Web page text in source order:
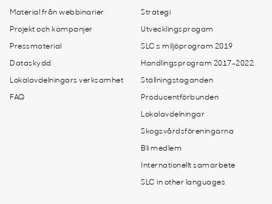
Material från webbinarier
Projekt och kampanjer
Pressmaterial
Dataskydd
Lokalavdelningars verksamhet
FAQ
Strategi
Utvecklingsprogam
SLC:s miljöprogram 2019
Handlingsprogram 2017-2022
Ställningstaganden
Producentförbunden
Lokalavdelningar
Skogsvårdsföreningarna
Bli medlem
Internationellt samarbete
SLC in other languages